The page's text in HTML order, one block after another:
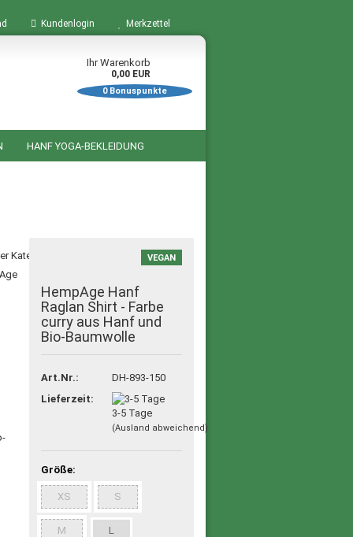
Kundenlogin Merkzettel
Ihr Warenkorb
0,00 EUR
0Bonuspunkte
HANF YOGA-BEKLEIDUNG
Kategorie VEGAN
HempAge Hanf
Raglan Shirt - Farbe
curry aus Hanf und
Bio-Baumwolle
Art.Nr.:
DH-893-150
Lieferzeit:
3-5 Tage
(Ausland abweichend)
Größe:
XS S
M L